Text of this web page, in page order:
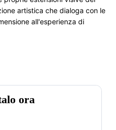
artistica che dialoga con le
all'esperienza di
ora